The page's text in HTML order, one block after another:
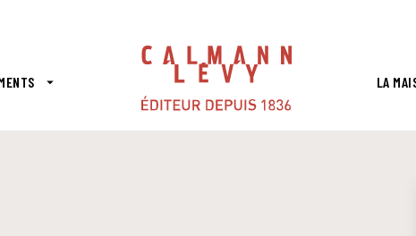
arrow_drop_down LA